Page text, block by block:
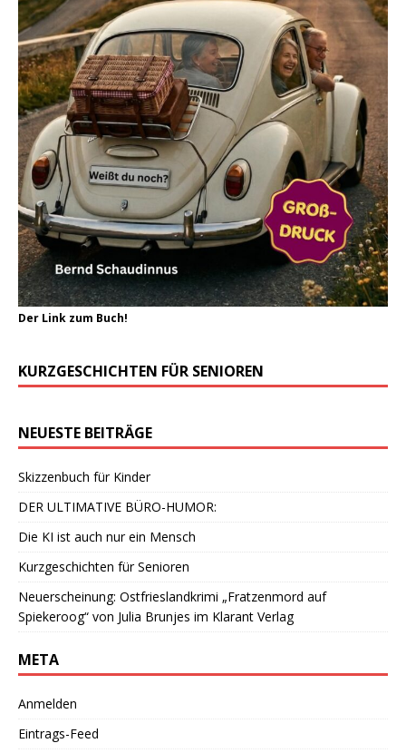
Der Link zum Buch!
KURZGESCHICHTEN FÜR SENIOREN
NEUESTE BEITRÄGE
Skizzenbuch für Kinder
DER ULTIMATIVE BÜRO-HUMOR:
Die KI ist auch nur ein Mensch
Kurzgeschichten für Senioren
Neuerscheinung: Ostfrieslandkrimi „Fratzenmord auf
Spiekeroog“ von Julia Brunjes im Klarant Verlag
META
Anmelden
Eintrags-Feed